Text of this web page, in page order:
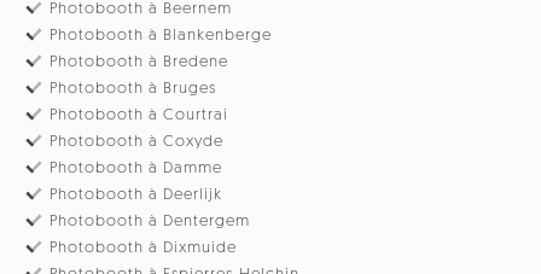
Photobooth à Beernem
Photobooth à Blankenberge
Photobooth à Bredene
Photobooth à Bruges
Photobooth à Courtrai
Photobooth à Coxyde
Photobooth à Damme
Photobooth à Deerlijk
Photobooth à Dentergem
Photobooth à Dixmuide